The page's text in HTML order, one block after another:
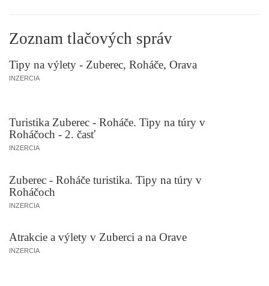
Zoznam tlačových správ
Tipy na výlety - Zuberec, Roháče, Orava
INZERCIA
Turistika Zuberec - Roháče. Tipy na túry v
Roháčoch - 2. časť
INZERCIA
Zuberec - Roháče turistika. Tipy na túry v
Roháčoch
INZERCIA
Atrakcie a výlety v Zuberci a na Orave
INZERCIA